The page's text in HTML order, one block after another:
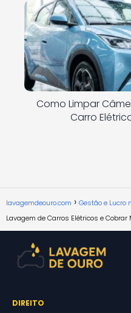
Como Limpar
Carro
lavagemdeouro.com Gestão e Lucro
Lavagem de Carros Elétricos e
DIREITO